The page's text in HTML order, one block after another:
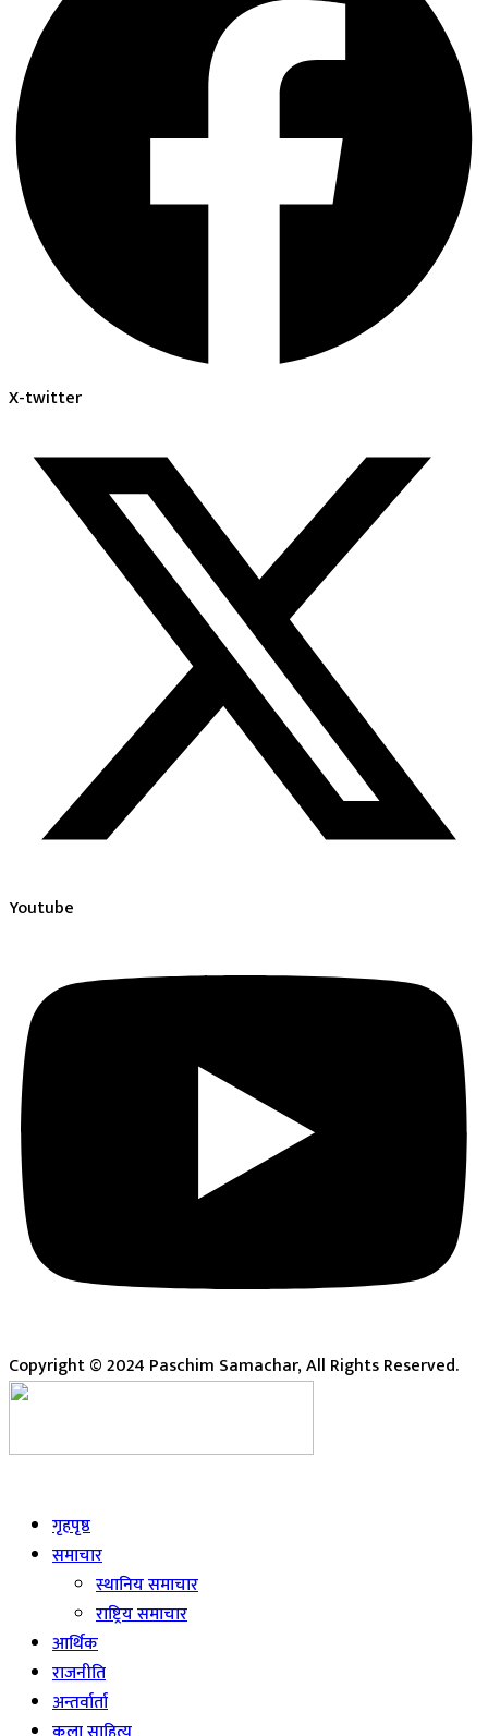
X-twitter
Youtube
Copyright © 2024 Paschim Samachar, All Rights Reserved.
गृहपृष्ठ
समाचार
स्थानिय समाचार
राष्ट्रिय समाचार
आर्थिक
राजनीति
अन्तर्वार्ता